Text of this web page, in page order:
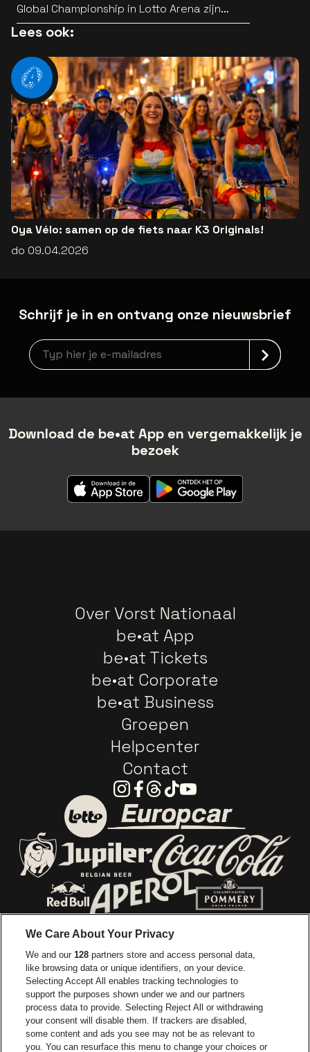
Global Championship in Lotto Arena zijn
bekend
Lees ook:
Oya Vélo: samen op de fiets naar K3 Originals!
do 09.04.2026
Schrijf je in en ontvang onze nieuwsbrief
Nieuwsbrief aanmelding
Download de be•at App en vergemakkelijk je
bezoek
Over Vorst Nationaal
be•at App
be•at Tickets
be•at Corporate
be•at Business
Groepen
Helpcenter
Contact
Instagram
Facebook
Threads
TiktokYoutube
Ga naar de website van Lotto
Ga naar de website van
Ga naar de website van JupilerGa naar de
Ga naar de website van Red BullGa naar de
Ga naar de website van Het logo van
Ga naar de
Ga naar de website van Croky
Ga naar de website van
Ga naar de website van Le Soir
Ga naar de
We Care About Your Privacy
We and our128 partners store and access personal data,
like browsing data or unique identifiers, on your device.
Selecting Accept All enables tracking technologies to
support the purposes shown under we and our partners
process data to provide. Selecting Reject All or withdrawing
your consent will disable them. If trackers are disabled,
some content and ads you see may not be as relevant to
you. You can resurface this menu to change your choices or